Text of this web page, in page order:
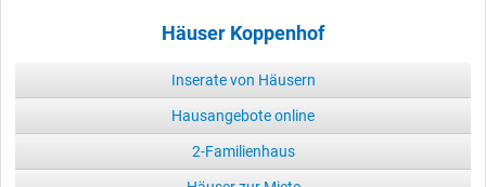
Häuser Koppenhof
Inserate von Häusern
Hausangebote online
2-Familienhaus